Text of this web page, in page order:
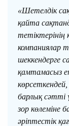
«Шетелдік
қайта
тетіктерінің
компаниялар
шеккендерге
қамтамасыз
барлық сәтті
зор көлеміне
әріптестік